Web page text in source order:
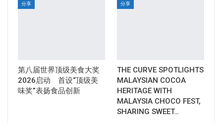
分享
第八届世界顶级美食大奖
2026启动 首设“顶级美
味奖”表扬食品创新
分享
THE CURVE SPOTLIGHTS
MALAYSIAN COCOA
HERITAGE WITH
MALAYSIA CHOCO FEST,
SHARING SWEET…